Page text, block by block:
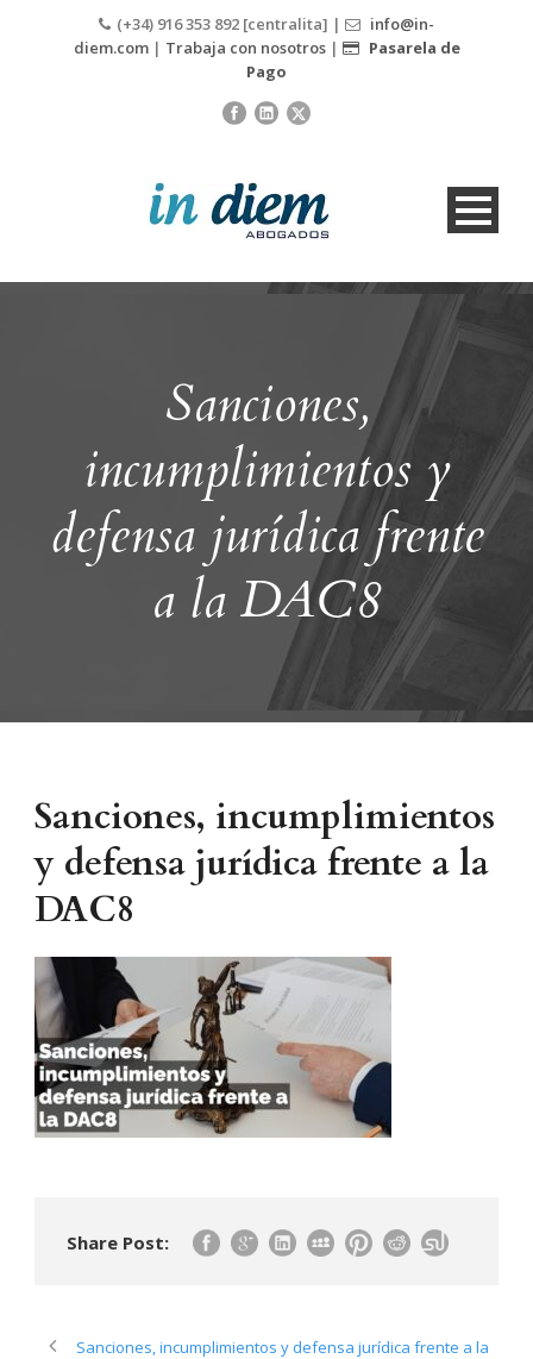
(+34) 916 353 892 [centralita] |
info@in-
diem.com| Trabaja con nosotros|
Pasarela de
Pago
Sanciones,
incumplimientos y
defensa jurídica frente
a la DAC8
Sanciones, incumplimientos
y defensa jurídica frente a la
DAC8
Share Post:
Sanciones, incumplimientos y defensa jurídica frente a la